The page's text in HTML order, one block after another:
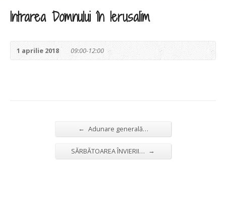
Intrarea Domnului în Ierusalim
1 aprilie 2018 09:00-12:00
← Adunare generală…
SĂRBĂTOAREA ÎNVIERII… →